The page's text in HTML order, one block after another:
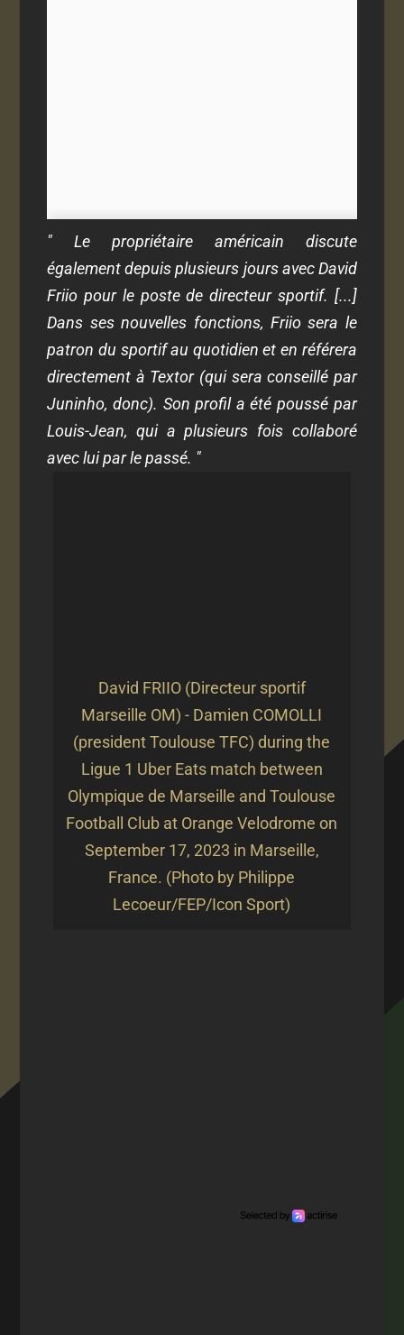
" Le propriétaire américain discute
également depuis plusieurs jours avec David
Friio pour le poste de directeur sportif. [...]
Dans ses nouvelles fonctions, Friio sera le
patron du sportif au quotidien et en référera
directement à Textor (qui sera conseillé par
Juninho, donc). Son profil a été poussé par
Louis-Jean, qui a plusieurs fois collaboré
avec lui par le passé. "
David FRIIO (Directeur sportif
Marseille OM) - Damien COMOLLI
(president Toulouse TFC) during the
Ligue 1 Uber Eats match between
Olympique de Marseille and Toulouse
Football Club at Orange Velodrome on
September 17, 2023 in Marseille,
France. (Photo by Philippe
Lecoeur/FEP/Icon Sport)